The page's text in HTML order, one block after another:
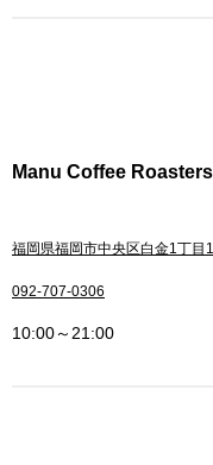
Manu Coffee
福岡県福岡市中央区白金1丁目
092-707-0306
10:00～21:00